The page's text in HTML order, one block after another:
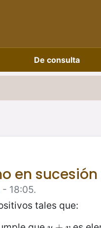
De consulta
en
18:05.
tales que: